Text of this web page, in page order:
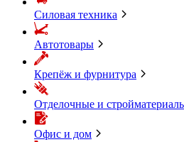
Силовая техника
Автотовары
Крепёж и фурнитура
Отделочные и
Офис и дом